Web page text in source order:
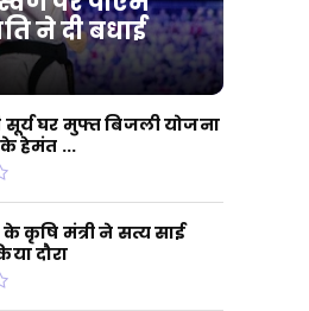
ने दी बधाई
सूर्य घर मुफ्त बिजली योजना
हेमंत ...
कृषि मंत्री ने सत्य साई
दौरा